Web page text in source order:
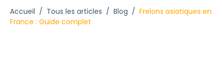
Accueil / Tous les articles / Blog / Frelons asiatiques en
France : Guide complet